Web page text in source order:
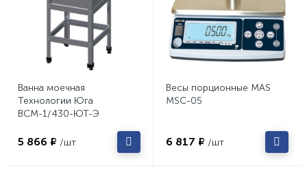
Ванна моечная
Технологии Юга
ВСМ-1/430-ЮТ-Э
5 866 ₽ /шт
Весы порционные MAS
MSC-05
6 817 ₽ /шт